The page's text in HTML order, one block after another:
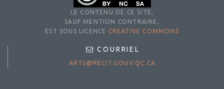
LE CONTENU DE CE SITE,
SAUF MENTION CONTRAIRE,
EST SOUS LICENCE
CREATIVE COMMONS
COURRIEL
ARTS@RECIT.GOUV.QC.CA